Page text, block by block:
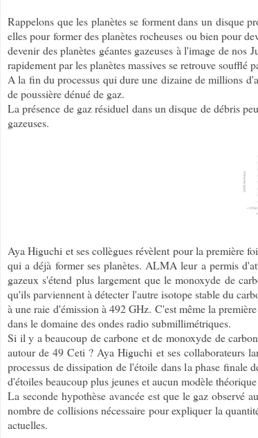
Rappelons que les planètes se forment dans un disque
elles pour former des planètes rocheuses ou bien pour
devenir des planètes géantes gazeuses à l'image de
rapidement par les planètes massives se retrouve soufflé
A la fin du processus qui dure une dizaine de millions
de poussière dénué de gaz.
La présence de gaz résiduel dans un disque de débris
gazeuses.
Aya Higuchi et ses collègues révèlent pour la première
qui a déjà former ses planètes. ALMA leur a permis
gazeux s'étend plus largement que le monoxyde de
qu'ils parviennent à détecter l'autre isotope stable du
à une raie d'émission à 492 GHz. C'est même la
dans le domaine des ondes radio submillimétriques.
Si il y a beaucoup de carbone et de monoxyde de
autour de 49 Ceti ? Aya Higuchi et ses collaborateurs
processus de dissipation de l'étoile dans la phase finale
d'étoiles beaucoup plus jeunes et aucun modèle
La seconde hypothèse avancée est que le gaz observé
nombre de collisions nécessaire pour expliquer la
actuelles.